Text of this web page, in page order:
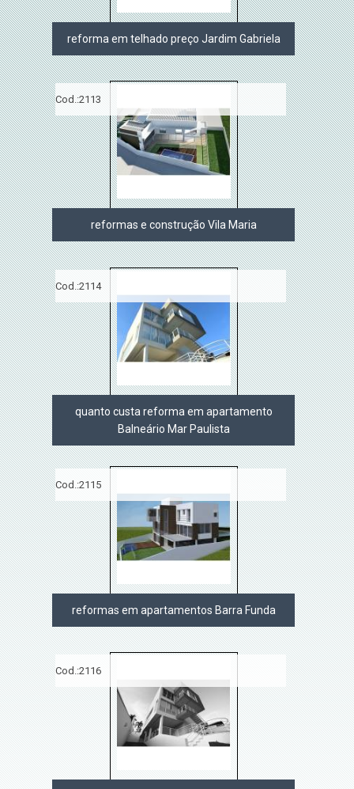
reforma em telhado preço Jardim Gabriela
Cod.:2113
reformas e construção Vila Maria
Cod.:2114
quanto custa reforma em apartamento
Balneário Mar Paulista
Cod.:2115
reformas em apartamentos Barra Funda
Cod.:2116